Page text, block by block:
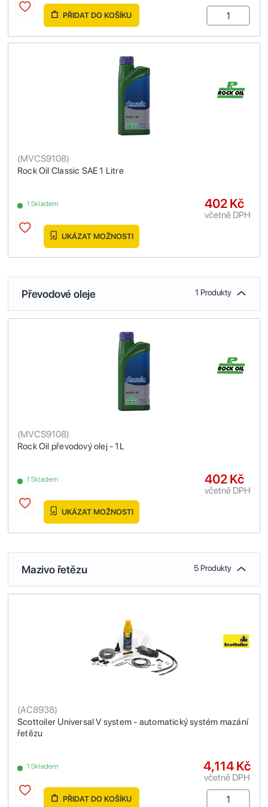
PŘIDAT DO KOŠÍKU
Rock Oil Classic SAE 1 Litre
(MVCS9108)
1 Skladem 402 Kč
včetně DPH
UKÁZAT MOŽNOSTI
Převodové oleje 1 Produkty
Rock Oil převodový olej - 1L
(MVCS9108)
1 Skladem 402 Kč
včetně DPH
UKÁZAT MOŽNOSTI
Mazivo řetězu 5 Produkty
Scottoiler Universal V system - automatický systém mazání
řetězu
(AC8938)
1 Skladem 4,114 Kč
včetně DPH
PŘIDAT DO KOŠÍKU